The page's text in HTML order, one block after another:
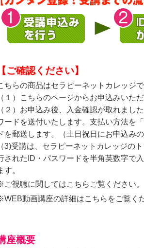
【ご確認ください】
ちらの商品はセラピーネットカレッジ
（１）こちらのページからお申込みいただ
（２）お申込み後、入金確認が取れまし
ードを送付いたします。支払い方法を
を郵送します。（土日祝日にお申込み
（3)受講は、セラピーネットカレッジの
されたID・パスワードを半角英数字で
す。
ご視聴に関してはこちらご覧ください
動画講座の詳細はこちらをご覧く
座概要